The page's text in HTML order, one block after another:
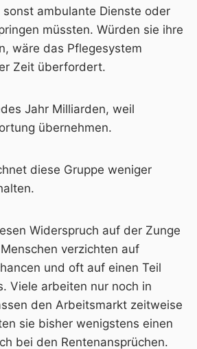
ambulante Dienste oder
müssten. Würden sie ihre
wäre das Pflegesystem
Zeit überfordert.
Jahr Milliarden, weil
übernehmen.
diese Gruppe weniger
Widerspruch auf der Zunge
verzichten auf
und oft auf einen Teil
Viele arbeiten nur noch in
den Arbeitsmarkt zeitweise
sie bisher wenigstens einen
bei den Rentenansprüchen.